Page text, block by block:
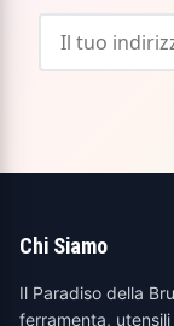
Chi Siamo
Il Paradiso della
ferramenta,